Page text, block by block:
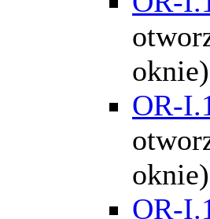
OR-
OR-